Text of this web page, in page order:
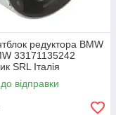
редуктора BMW
33171135242
SRL Італія
відправки